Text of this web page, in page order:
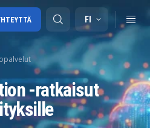
FI
-ratkaisut